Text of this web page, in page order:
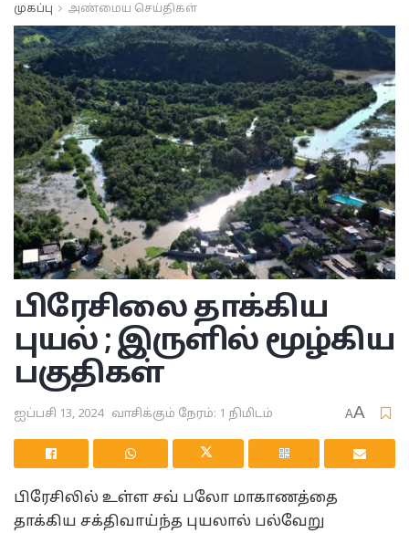
முகப்பு அண்மைய செய்திகள்
பிரேசிலை தாக்கிய
புயல் ; இருளில் மூழ்கிய
பகுதிகள்
ஐப்பசி 13, 2024 வாசிக்கும் நேரம்: 1 நிமிடம் AA
பிரேசிலில் உள்ள சவ் பலோ மாகாணத்தை
தாக்கிய சக்திவாய்ந்த புயலால் பல்வேறு